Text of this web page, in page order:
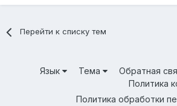
Перейти к списку тем
Язык Тема Обратная
Политика
Политика обработки